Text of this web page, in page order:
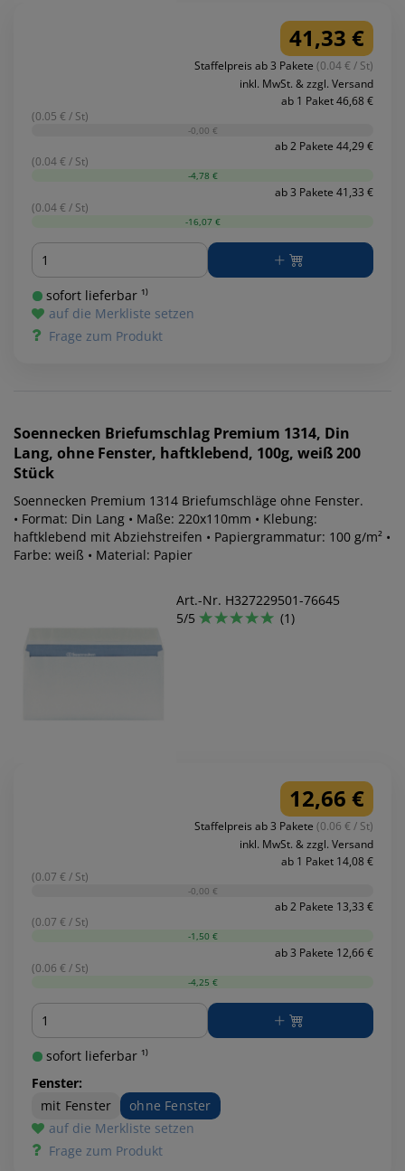
41,33 €
Staffelpreis ab 3 Pakete (0.04 € / St)
inkl. MwSt. & zzgl. Versand
ab 1 Paket 46,68 €
(0.05 € / St)
-0,00 €
ab 2 Pakete 44,29 €
(0.04 € / St)
-4,78 €
ab 3 Pakete 41,33 €
(0.04 € / St)
-16,07 €
Menge
sofort lieferbar ¹⁾
auf die Merkliste setzen
Frage zum Produkt
Soennecken Briefumschlag Premium 1314, Din
Lang, ohne Fenster, haftklebend, 100g, weiß 200
Stück
Soennecken Premium 1314 Briefumschläge ohne Fenster.
• Format: Din Lang • Maße: 220x110mm • Klebung:
haftklebend mit Abziehstreifen • Papiergrammatur: 100 g/m² •
Farbe: weiß • Material: Papier
Art.-Nr. H327229501-76645
5/5
(1)
12,66 €
Staffelpreis ab 3 Pakete (0.06 € / St)
inkl. MwSt. & zzgl. Versand
ab 1 Paket 14,08 €
(0.07 € / St)
-0,00 €
ab 2 Pakete 13,33 €
(0.07 € / St)
-1,50 €
ab 3 Pakete 12,66 €
(0.06 € / St)
-4,25 €
Menge
sofort lieferbar ¹⁾
Fenster:
mit Fenster
ohne Fenster
auf die Merkliste setzen
Frage zum Produkt